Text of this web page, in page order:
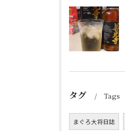
タグ Tags
まぐろ大将日誌